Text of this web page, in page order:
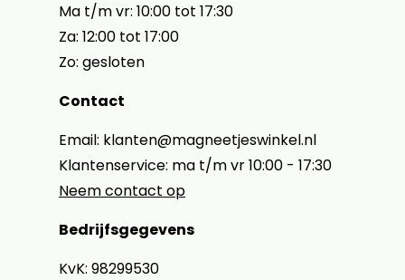
Ma t/m vr: 10:00 tot 17:30
Za: 12:00 tot 17:00
Zo: gesloten
Contact
Email: klanten@magneetjeswinkel.nl
Klantenservice: ma t/m vr 10:00 - 17:30
Neem contact op
Bedrijfsgegevens
KvK: 98299530